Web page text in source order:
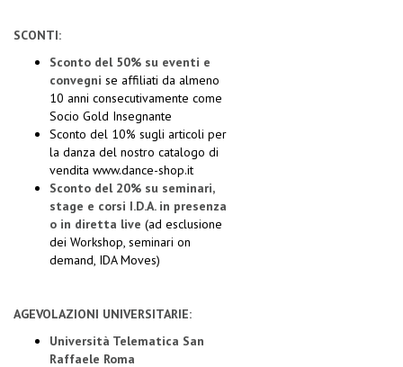
SCONTI:
Sconto del 50% su eventi e
convegni se affiliati da almeno
10 anni consecutivamente come
Socio Gold Insegnante
Sconto del 10% sugli articoli per
la danza del nostro catalogo di
vendita www.dance-shop.it
Sconto del 20% su seminari,
stage e corsi I.D.A. in presenza
o in diretta live (ad esclusione
dei Workshop, seminari on
demand, IDA Moves)
AGEVOLAZIONI UNIVERSITARIE:
Università Telematica San
Raffaele Roma